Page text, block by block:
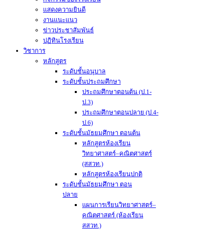
แสดงความยินดี
งานแนะแนว
ข่าวประชาสัมพันธ์
ปฏิทินโรงเรียน
วิชาการ
หลักสูตร
ระดับชั้นอนุบาล
ระดับชั้นประถมศึกษา
ประถมศึกษาตอนต้น (ป.1-
ป.3)
ประถมศึกษาตอนปลาย (ป.4-
ป.6)
ระดับชั้นมัธยมศึกษา ตอนต้น
หลักสูตรห้องเรียน
วิทยาศาสตร์–คณิตศาสตร์
(สสวท.)
หลักสูตรห้องเรียนปกติ
ระดับชั้นมัธยมศึกษา ตอน
ปลาย
แผนการเรียนวิทยาศาสตร์–
คณิตศาสตร์ (ห้องเรียน
สสวท.)